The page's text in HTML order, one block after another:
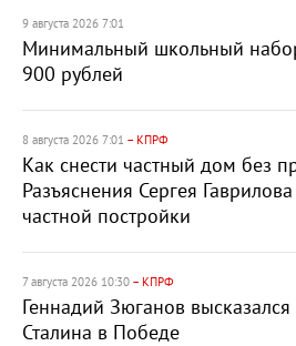
9 августа 2026 7:01
Минимальный школьный
900 рублей
8 августа 2026 7:01 – КПРФ
Как снести частный дом без
Разъяснения Сергея
частной постройки
7 августа 2026 10:30 – КПРФ
Геннадий Зюганов
Сталина в Победе